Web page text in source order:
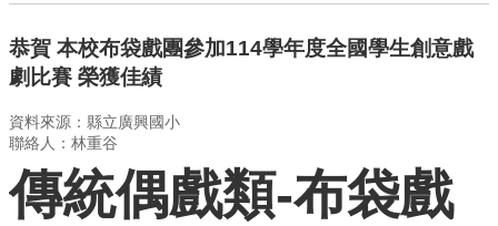
廣
興
刊
專
欄
校
恭賀 本校布袋戲團參加114學年度全國學生創意戲
劇比賽 榮獲佳績
資料來源：縣立廣興國小
聯絡人：林重谷
傳統偶戲類-布袋戲